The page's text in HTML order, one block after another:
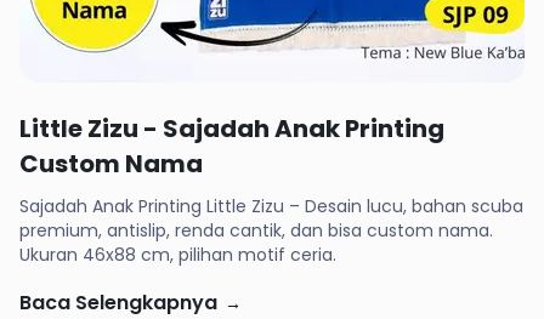
Little Zizu - Sajadah Anak Printing
Custom Nama
Sajadah Anak Printing Little Zizu – Desain lucu, bahan scuba
premium, antislip, renda cantik, dan bisa custom nama.
Ukuran 46x88 cm, pilihan motif ceria.
Baca Selengkapnya →